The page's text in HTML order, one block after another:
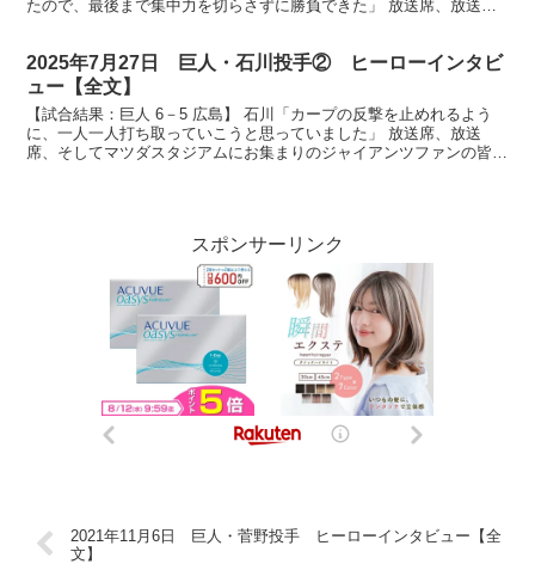
たので、最後まで集中力を切らさずに勝負できた」 放送席、放送
2025年7月27日 巨人・石川投手② ヒーローインタビ
ュー【全文】
【試合結果：巨人 6－5 広島】 石川「カープの反撃を止めれるよう
に、一人一人打ち取っていこうと思っていました」 放送席、放送
席、そしてマツダスタジアムにお集まりのジャイアンツファンの皆さ
スポンサーリンク
2021年11月6日 巨人・菅野投手 ヒーローインタビュー【全
文】